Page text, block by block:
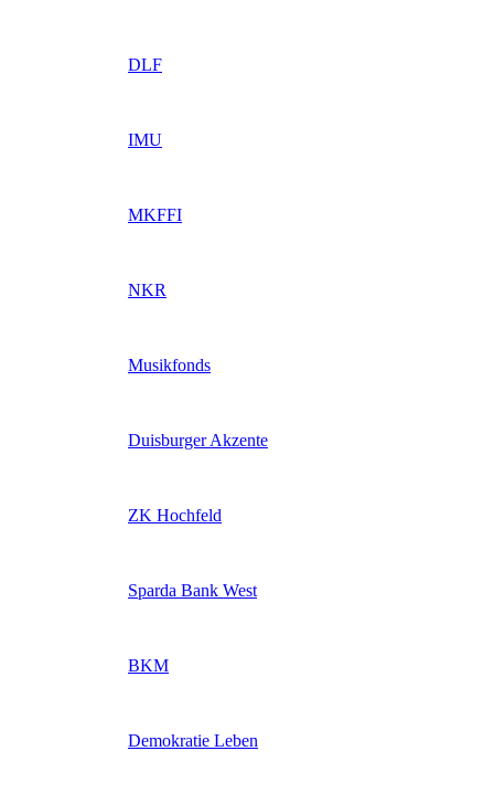
DLF
IMU
MKFFI
NKR
Musikfonds
Duisburger Akzente
ZK Hochfeld
Sparda Bank West
BKM
Demokratie Leben